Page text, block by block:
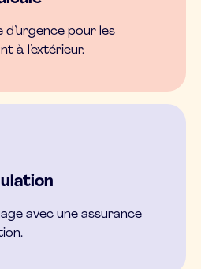
d’urgence pour les
à l’extérieur.
avec une assurance